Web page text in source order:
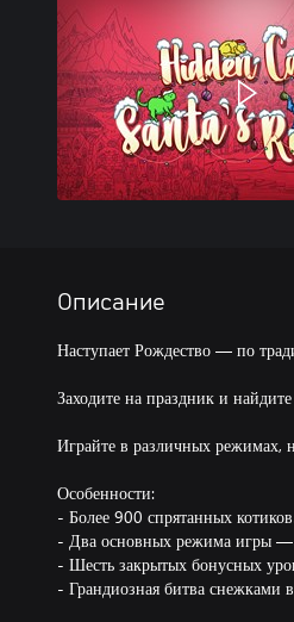
Описание
Наступает Рождество — по
Заходите на праздник и
Играйте в различных режимах,
Особенности:
- Более 900 спрятанных
- Два основных режима игры
- Шесть закрытых бонусных
- Грандиозная битва снежками